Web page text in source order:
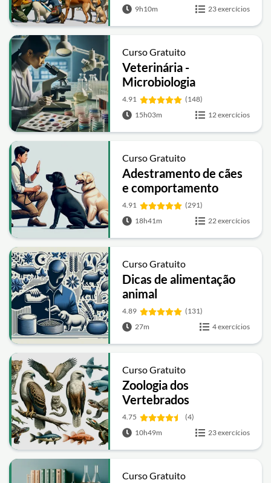
9h10m 23 exercícios
Curso Gratuito
Veterinária -
Microbiologia
4.91
(148)
15h03m
12 exercícios
Curso Gratuito
Adestramento de cães
e comportamento
4.91
(291)
18h41m
22 exercícios
Curso Gratuito
Dicas de alimentação
animal
4.89
(131)
27m
4 exercícios
Curso Gratuito
Zoologia dos
Vertebrados
4.75
(4)
10h49m
23 exercícios
Curso Gratuito